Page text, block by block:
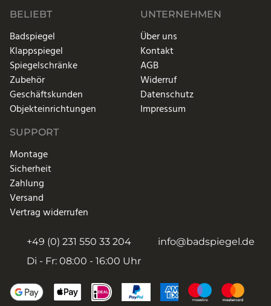
BELIEBT
Badspiegel
Klappspiegel
Spiegelschränke
Zubehör
Geschäftskunden
Objekteinrichtungen
UNTERNEHMEN
Über uns
Kontakt
AGB
Widerruf
Datenschutz
Impressum
SUPPORT
Montage
Sicherheit
Zahlung
Versand
Vertrag widerrufen
+49 (0) 231 550 33 204
info@badspiegel.de
Di - Fr: 08:00 - 16:00 Uhr